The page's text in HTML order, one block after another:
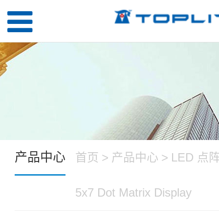
产品中心 首页 > 产品中心 > LED 点
5x7 Dot Matrix Display